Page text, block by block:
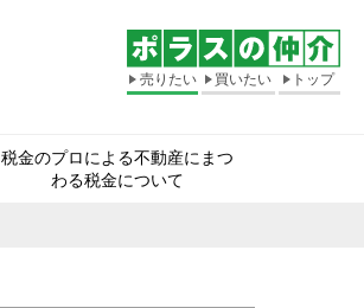
売りたい 買いたい トップ
税金のプロによる不動産にまつ
わる税金について